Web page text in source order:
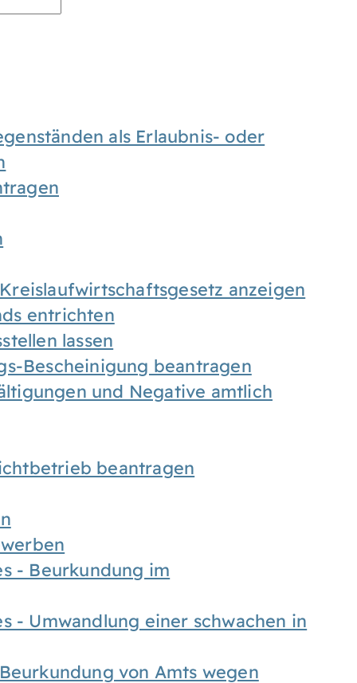
als Erlaubnis- oder
anzeigen
entrichten
lassen
Bescheinigung beantragen
und Negative amtlich
beantragen
- Beurkundung im
- Umwandlung einer schwachen in
von Amts wegen